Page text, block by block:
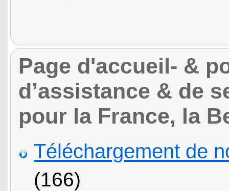
Page d'accueil- &
d’assistance & de
pour la France, la
Téléchargement de
(166)